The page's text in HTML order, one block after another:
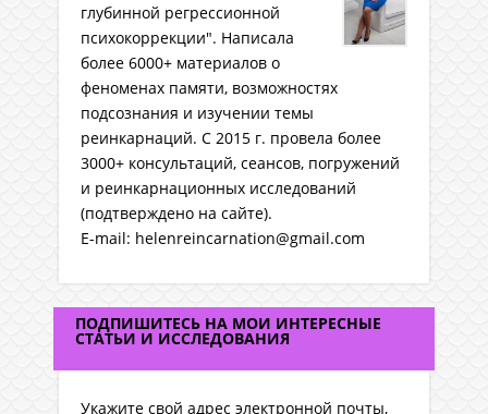
глубинной регрессионной
психокоррекции". Написала
более 6000+ материалов о
феноменах памяти, возможностях
подсознания и изучении темы
реинкарнаций. C 2015 г. провела более
3000+ консультаций, сеансов, погружений
и реинкарнационных исследований
(подтверждено на сайте).
E-mail: helenreincarnation@gmail.com
ПОДПИШИТЕСЬ НА МОИ ИНТЕРЕСНЫЕ
СТАТЬИ И ИССЛЕДОВАНИЯ
Укажите свой адрес электронной почты,